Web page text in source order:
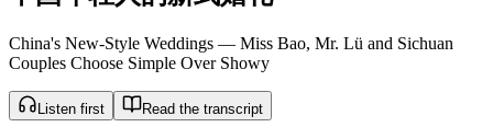
China's New-Style Weddings — Miss Bao, Mr. Lü and Sichuan
Couples Choose Simple Over Showy
Listen first Read the transcript